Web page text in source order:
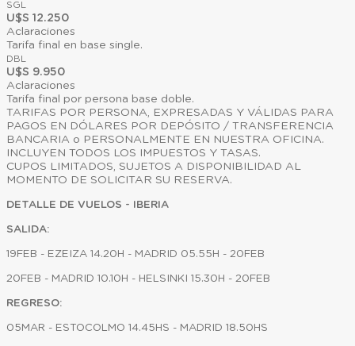
SGL
U$S 12.250
Aclaraciones
Tarifa final en base single.
DBL
U$S 9.950
Aclaraciones
Tarifa final por persona base doble.
TARIFAS POR PERSONA, EXPRESADAS Y VÁLIDAS PARA
PAGOS EN DÓLARES POR DEPÓSITO / TRANSFERENCIA
BANCARIA o PERSONALMENTE EN NUESTRA OFICINA.
INCLUYEN TODOS LOS IMPUESTOS Y TASAS.
CUPOS LIMITADOS, SUJETOS A DISPONIBILIDAD AL
MOMENTO DE SOLICITAR SU RESERVA.
DETALLE DE VUELOS - IBERIA
SALIDA:
19FEB - EZEIZA 14.20H - MADRID 05.55H - 20FEB
20FEB - MADRID 10.10H - HELSINKI 15.30H - 20FEB
REGRESO:
05MAR - ESTOCOLMO 14.45HS - MADRID 18.50HS